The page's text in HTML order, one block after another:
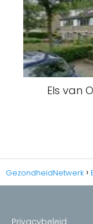
Els van
GezondheidNetwerk
Privacybeleid